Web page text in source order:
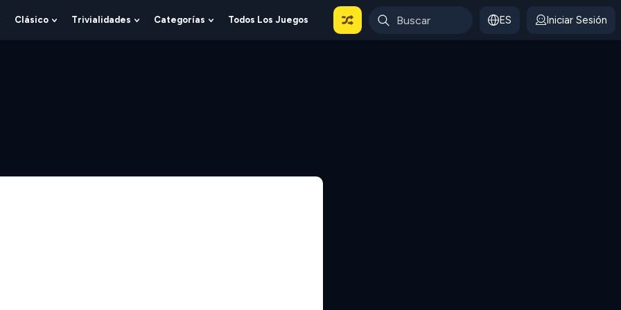
Show
Clásico
Show
Trivialidades
Show
Categorías
Show
Todos Los Juegos ES Iniciar Sesión
quizzes